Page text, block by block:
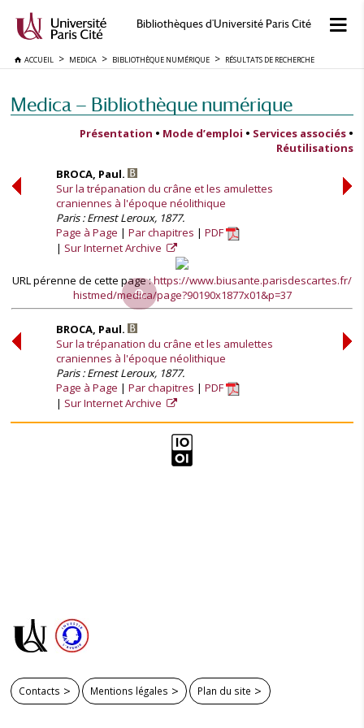
Bibliothèques d'Université Paris Cité
ACCUEIL MEDICA BIBLIOTHÈQUE NUMÉRIQUE RÉSULTATS DE RECHERCHE
Medica — Bibliothèque numérique
Présentation • Mode d’emploi • Services associés •
Réutilisations
BROCA, Paul.
Sur la trépanation du crâne et les amulettes
craniennes à l'époque néolithique
Paris : Ernest Leroux, 1877.
Page à Page
Par chapitres
PDF
Sur Internet Archive
URL pérenne de cette page :https://www.biusante.parisdescartes.fr/
histmed/medica/page?90190x1877x01&p=37
BROCA, Paul.
Sur la trépanation du crâne et les amulettes
craniennes à l'époque néolithique
Paris : Ernest Leroux, 1877.
Page à Page
Par chapitres
PDF
Sur Internet Archive
Contacts Mentions légales Plan du site